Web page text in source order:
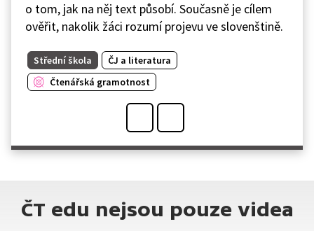
o tom, jak na něj text působí. Současně je cílem
ověřit, nakolik žáci rozumí projevu ve slovenštině.
Střední škola
ČJ a literatura
Čtenářská gramotnost
ČT edu nejsou pouze videa